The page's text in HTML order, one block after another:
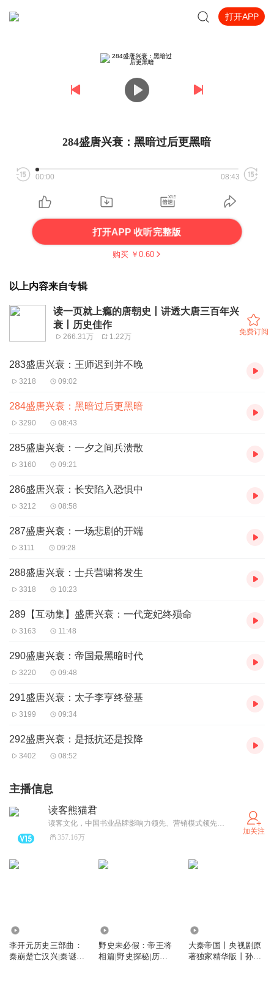
打开APP
284盛唐兴衰：黑暗过后更黑暗
00:00 08:43
打开APP 收听完整版
购买 ￥ 0.60
以上内容来自专辑
读一页就上瘾的唐朝史丨讲透大唐三百年兴
衰丨历史佳作
266.31万 1.22万
免费订阅
283盛唐兴衰：王师迟到并不晚
3218 09:02
284盛唐兴衰：黑暗过后更黑暗
3290 08:43
285盛唐兴衰：一夕之间兵溃散
3160 09:21
286盛唐兴衰：长安陷入恐惧中
3212 08:58
287盛唐兴衰：一场悲剧的开端
3111 09:28
288盛唐兴衰：士兵营啸将发生
3318 10:23
289【互动集】盛唐兴衰：一代宠妃终殒命
3163 11:48
290盛唐兴衰：帝国最黑暗时代
3220 09:48
291盛唐兴衰：太子李亨终登基
3199 09:34
292盛唐兴衰：是抵抗还是投降
3402 08:52
主播信息
读客熊猫君
读客文化，中国书业品牌影响力领先、营销模式领先、生产方式领先的专业出版机构。连续推出《半小时漫画系列》《 藏地密码》《岛上书店》《无声告白》《大江大河》《银河帝国》《巨人的陨落》等超级畅销书。
357.16万
加关注
李开元历史三部曲：
秦崩楚亡汉兴|秦谜同
野史未必假：帝王将
相篇|野史探秘|历史
大秦帝国丨央视剧原
著独家精华版丨孙皓